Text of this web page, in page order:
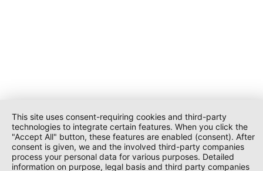
This site uses consent-requiring cookies and third-party
technologies to integrate certain features. When you click the
"Accept All" button, these features are enabled (consent). After
consent is given, we and the involved third-party companies
process your personal data for various purposes. Detailed
information on purpose, legal basis and third party companies